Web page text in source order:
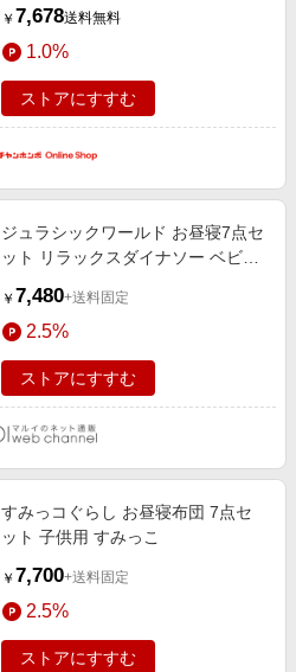
￥ 7,678送料無料
1.0%
ストアにすすむ
ジュラシックワールド お昼寝7点セ
ット リラックスダイナソー ベビー
￥ 7,480+送料固定
2.5%
ストアにすすむ
すみっコぐらし お昼寝布団 7点セ
ット 子供用 すみっこ
￥ 7,700+送料固定
2.5%
ストアにすすむ